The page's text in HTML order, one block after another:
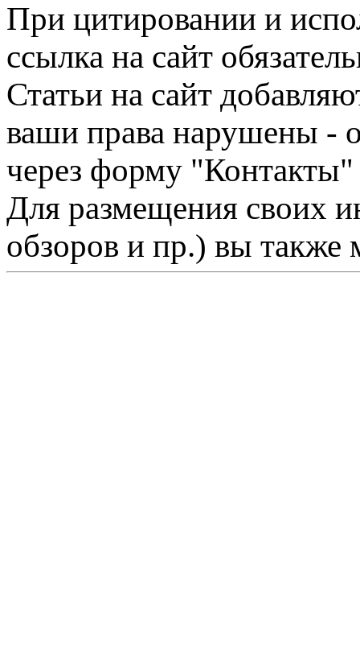
При цитировании и
ссылка на сайт
Статьи на сайт
ваши права нарушены -
через форму "Контакты"
Для размещения своих
обзоров и пр.) вы также